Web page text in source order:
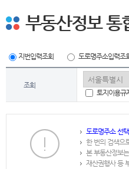
부동산정보 통
지번입력조회 도로명주소입력조
조회
토지이용규
도로명주소 선
한 번의 검색으
본 부동산정보
재산권행사 등